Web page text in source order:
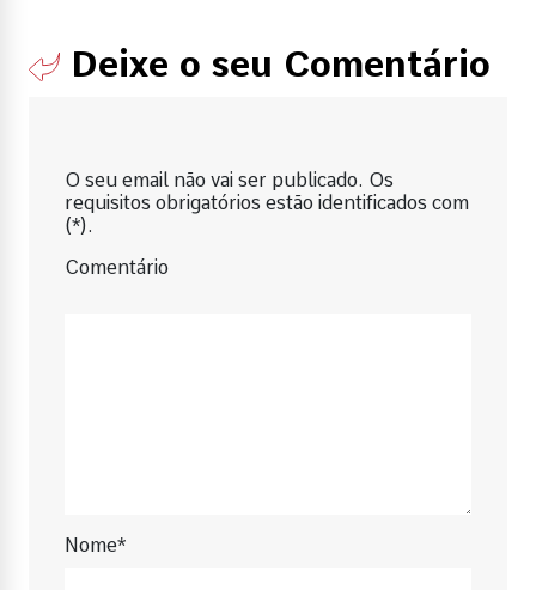
Deixe o seu Comentário
O seu email não vai ser publicado. Os
requisitos obrigatórios estão identificados com
(*).
Comentário
Nome*